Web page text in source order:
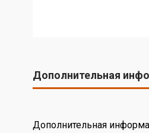
Дополнительная
Дополнительная